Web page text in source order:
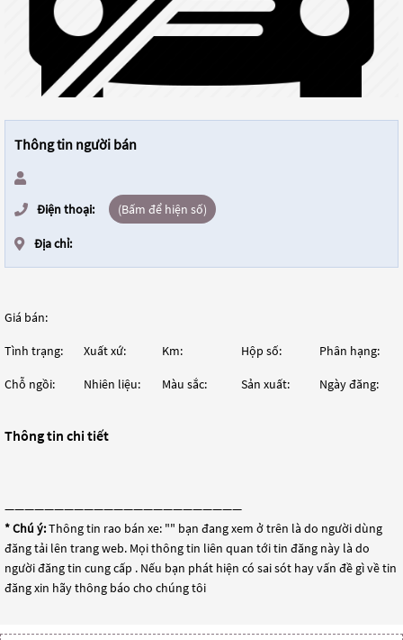
Thông tin người bán
Điện thoại: (Bấm để hiện số)
Địa chỉ:
Giá bán:
Tình trạng: Xuất xứ: Km: Hộp số: Phân hạng:
Chỗ ngồi: Nhiên liệu: Màu sắc: Sản xuất: Ngày đăng:
Thông tin chi tiết
————————————————————————
* Chú ý:Thông tin rao bán xe: "" bạn đang xem ở trên là do người dùng
đăng tải lên trang web. Mọi thông tin liên quan tới tin đăng này là do
người đăng tin cung cấp . Nếu bạn phát hiện có sai sót hay vấn đề gì về tin
đăng xin hãy thông báo cho chúng tôi